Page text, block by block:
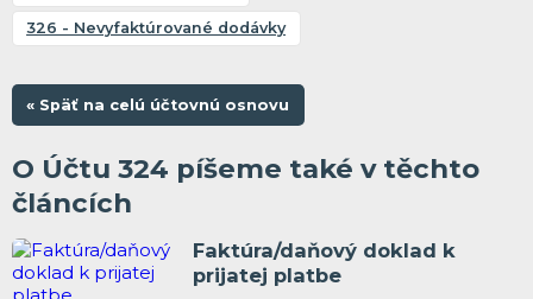
326 - Nevyfaktúrované dodávky
« Späť na celú účtovnú osnovu
O Účtu 324 píšeme také v těchto
článcích
Faktúra/daňový doklad k
prijatej platbe